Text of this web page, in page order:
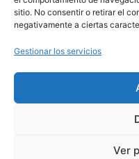
sitio. No consentir o retirar el
negativamente a ciertas
Gestionar los servicios
Ver
(34) 876-554162 / 976